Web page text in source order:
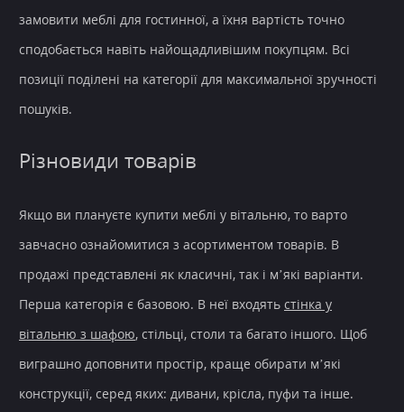
замовити меблі для гостинної, а їхня вартість точно
сподобається навіть найощадливішим покупцям. Всі
позиції поділені на категорії для максимальної зручності
пошуків.
Різновиди товарів
Якщо ви плануєте купити меблі у вітальню, то варто
завчасно ознайомитися з асортиментом товарів. В
продажі представлені як класичні, так і м’які варіанти.
Перша категорія є базовою. В неї входять стінка у
вітальню з шафою, стільці, столи та багато іншого. Щоб
виграшно доповнити простір, краще обирати м’які
конструкції, серед яких: дивани, крісла, пуфи та інше.